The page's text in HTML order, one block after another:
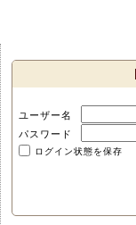
ユーザー名
パスワード
ログイン状態を保存